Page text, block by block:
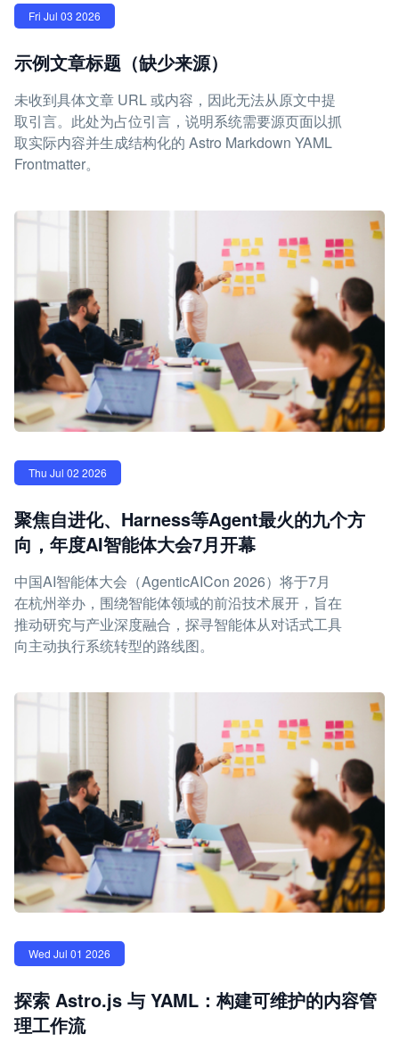
Fri Jul 03 2026
示例文章标题（缺少来源）
未收到具体文章 URL 或内容，因此无法从原文中提
取引言。此处为占位引言，说明系统需要源页面以抓
取实际内容并生成结构化的 Astro Markdown YAML
Frontmatter。
Thu Jul 02 2026
聚焦自进化、Harness等Agent最火的九个方
向，年度AI智能体大会7月开幕
中国AI智能体大会（AgenticAICon 2026）将于7月
在杭州举办，围绕智能体领域的前沿技术展开，旨在
推动研究与产业深度融合，探寻智能体从对话式工具
向主动执行系统转型的路线图。
Wed Jul 01 2026
探索 Astro.js 与 YAML：构建可维护的内容管
理工作流